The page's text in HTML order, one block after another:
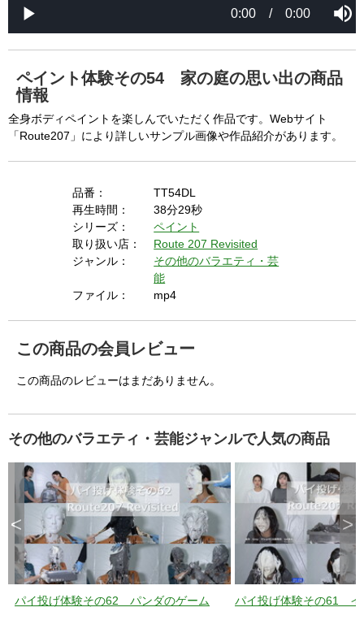
l
y
V
d
e
o
a d
0
e
s
%
0:00 / 0:00
M
t
ペイント体験その54 家の庭の思い出の商品
情報
全身ボディペイントを楽しんでいただく作品です。Webサイト
「Route207」により詳しいサンプル画像や作品紹介があります。
品番：
TT54DL
再生時間：
38分29秒
シリーズ：
ペイント
取り扱い店：
Route 207 Revisited
ジャンル：
その他のバラエティ・芸
能
ファイル：
mp4
この商品の会員レビュー
この商品のレビューはまだありません。
その他のバラエティ・芸能ジャンルで人気の商品
パイ投げ体験その62 パンダのゲーム パイ投げ体験その61 イ
< >